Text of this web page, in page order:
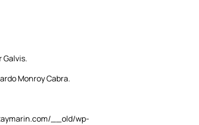
Galvis.
Monroy Cabra.
__old/wp-